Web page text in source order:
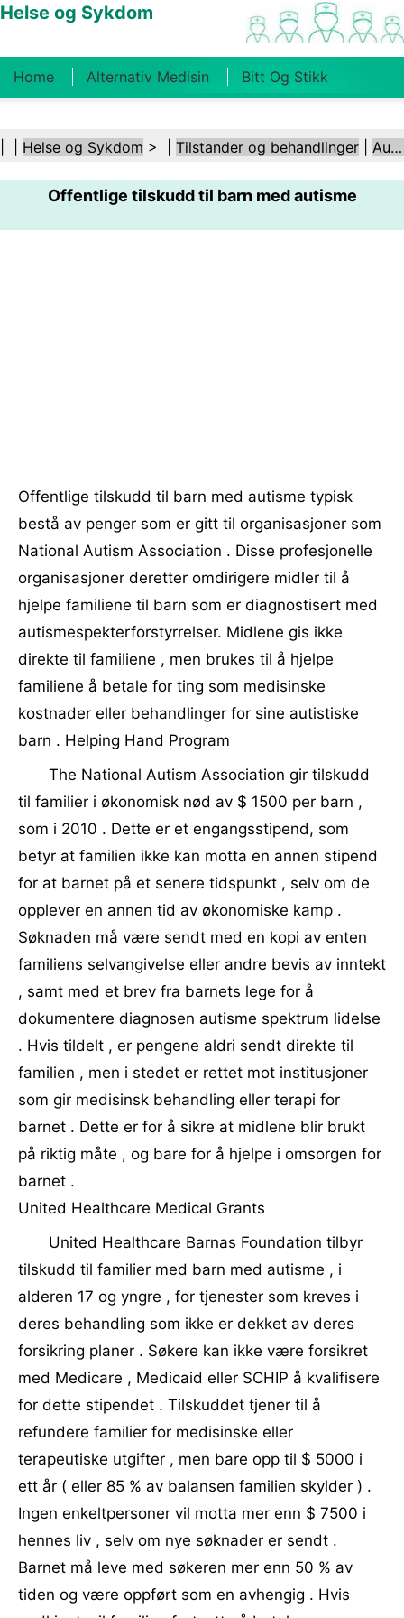
Helse og Sykdom
Home Alternativ Medisin Bitt Og Stikk
Kosthold Og Ernæring Familiehelse
Helsebransjen Psykisk Helse Folkehelse Og
Sikkerhet Kirurgi Og Prosedyrer Helse
Helse og Sykdom > | Tilstander og behandlinger Autisme
Offentlige tilskudd til barn med autisme
Offentlige tilskudd til barn med autisme typisk
bestå av penger som er gitt til organisasjoner som
National Autism Association . Disse profesjonelle
organisasjoner deretter omdirigere midler til å
hjelpe familiene til barn som er diagnostisert med
autismespekterforstyrrelser. Midlene gis ikke
direkte til familiene , men brukes til å hjelpe
familiene å betale for ting som medisinske
kostnader eller behandlinger for sine autistiske
barn . Helping Hand Program
The National Autism Association gir tilskudd
til familier i økonomisk nød av $ 1500 per barn ,
som i 2010 . Dette er et engangsstipend, som
betyr at familien ikke kan motta en annen stipend
for at barnet på et senere tidspunkt , selv om de
opplever en annen tid av økonomiske kamp .
Søknaden må være sendt med en kopi av enten
familiens selvangivelse eller andre bevis av inntekt
, samt med et brev fra barnets lege for å
dokumentere diagnosen autisme spektrum lidelse
. Hvis tildelt , er pengene aldri sendt direkte til
familien , men i stedet er rettet mot institusjoner
som gir medisinsk behandling eller terapi for
barnet . Dette er for å sikre at midlene blir brukt
på riktig måte , og bare for å hjelpe i omsorgen for
barnet .
United Healthcare Medical Grants
United Healthcare Barnas Foundation tilbyr
tilskudd til familier med barn med autisme , i
alderen 17 og yngre , for tjenester som kreves i
deres behandling som ikke er dekket av deres
forsikring planer . Søkere kan ikke være forsikret
med Medicare , Medicaid eller SCHIP å kvalifisere
for dette stipendet . Tilskuddet tjener til å
refundere familier for medisinske eller
terapeutiske utgifter , men bare opp til $ 5000 i
ett år ( eller 85 % av balansen familien skylder ) .
Ingen enkeltpersoner vil motta mer enn $ 7500 i
hennes liv , selv om nye søknader er sendt .
Barnet må leve med søkeren mer enn 50 % av
tiden og være oppført som en avhengig . Hvis